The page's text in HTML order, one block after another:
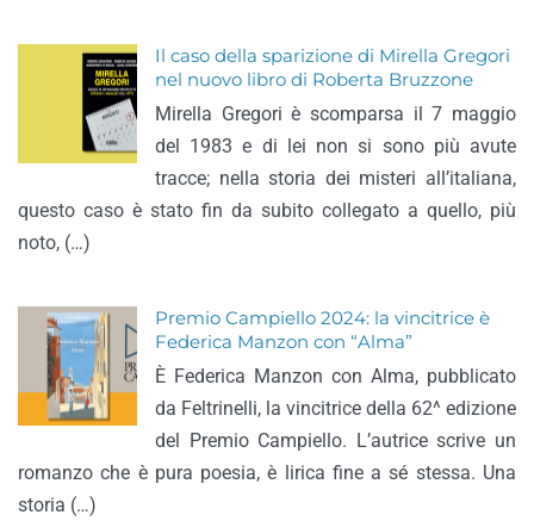
Il caso della sparizione di Mirella Gregori
nel nuovo libro di Roberta Bruzzone
Mirella Gregori è scomparsa il 7 maggio
del 1983 e di lei non si sono più avute
tracce; nella storia dei misteri all’italiana,
questo caso è stato fin da subito collegato a quello, più
noto, (…)
Premio Campiello 2024: la vincitrice è
Federica Manzon con “Alma”
È Federica Manzon con Alma, pubblicato
da Feltrinelli, la vincitrice della 62^ edizione
del Premio Campiello. L’autrice scrive un
romanzo che è pura poesia, è lirica fine a sé stessa. Una
storia (…)